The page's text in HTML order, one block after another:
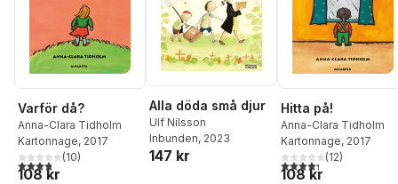
Christina Lindén,Arne
Lindgren ,Jan Malm,
Kari Nielsen,Ulf
Nilsson,Ulrika
Ottander,Thomas
Sandström,Karin
Schenck-Gustafsson
Olof Semb, Malin Sund
Anders Thurin
Åkerman
Varför då?
Anna-Clara Tidholm
Kartonnage, 2017
3,8utav 5 stjärnor. Totalt antal röster:
(10)
108 kr
Alla döda små djur
Ulf Nilsson
Inbunden, 2023
147 kr
Hitta på!
Anna-Clara Tidholm
Kartonnage, 2017
4,3utav 5 stjärnor.
(12)
108 kr